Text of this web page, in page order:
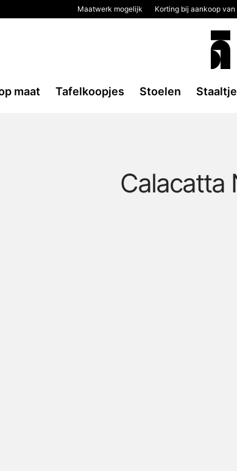
Maatwerk mogelijk Korting bij aankoop van
maat Tafelkoopjes Stoelen
Calacatta